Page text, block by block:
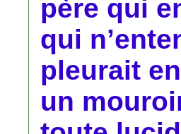
père qui
qui
pleurait
un